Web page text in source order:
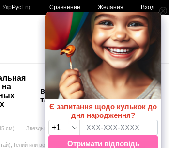
Укр РусEng Сравнение Желания Вход
Мой заказ
на
Детские
временные
татуировки
🚨🚨🚨
Распродажа
Шары с
рисунком
😀🎈
см)
Звезды 18"
Гелий или воздух